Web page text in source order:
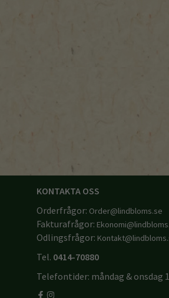
KONTAKTA OSS
Orderfrågor: Order@lindbloms.se
Fakturafrågor:
Odlingsfrågor:
Tel. 0414-70880
Telefontider: måndag & onsdag